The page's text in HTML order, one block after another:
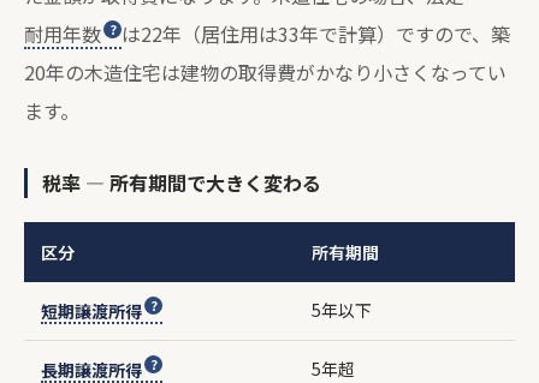
耐用年数
は22年（居住用は33年で計算）ですので、築
20年の木造住宅は建物の取得費がかなり小さくなってい
ます。
税率 — 所有期間で大きく変わる
区分 所有期間
短期譲渡所得 5年以下
長期譲渡所得 5年超